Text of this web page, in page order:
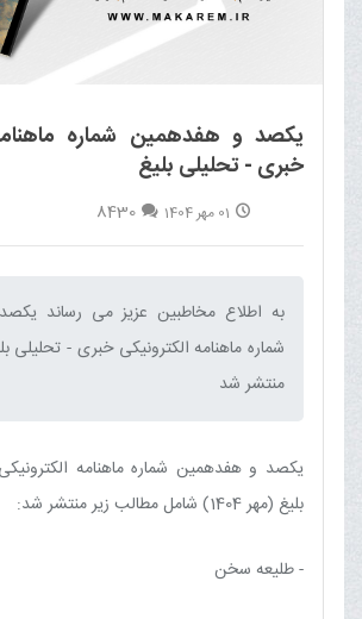
یکصد و هفدهمین شماره
خبری - تحلیلی بلیغ
01 مهر 1404 8430
به اطلاع مخاطبین عزیز می رساند
منتشر شد‌
یکصد و هفدهمین شماره ماهنامه
بلیغ (مهر 1404) شامل مطالب زیر منتشر شد:
- طلیعه سخن